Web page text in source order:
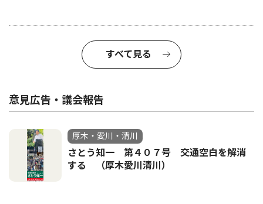
すべて見る
意見広告・議会報告
厚木・愛川・清川
さとう知一 第４０７号 交通空白を解消
する （厚木愛川清川）